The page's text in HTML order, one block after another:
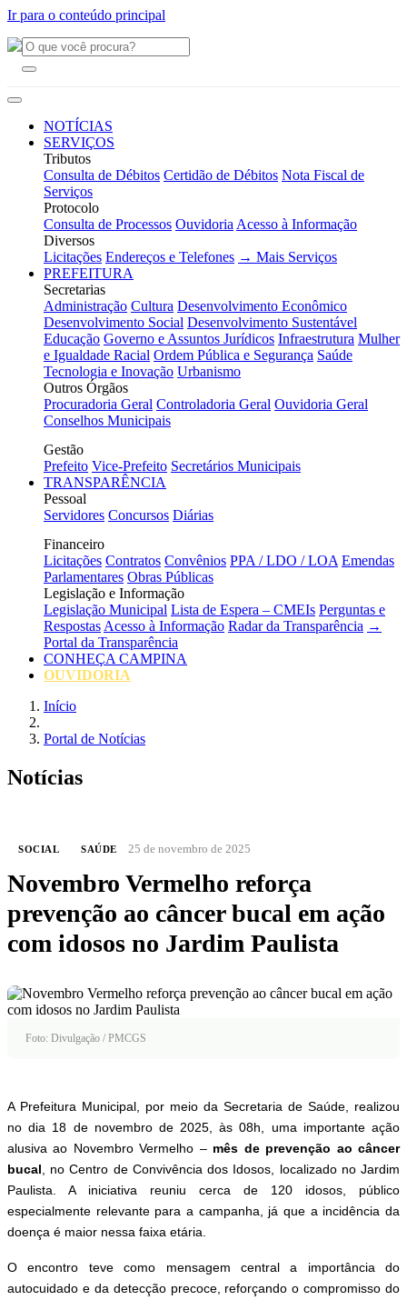
Ir para o conteúdo principal
NOTÍCIAS
SERVIÇOS
Tributos
Consulta de Débitos Certidão de Débitos Nota Fiscal de
Serviços
Protocolo
Consulta de Processos Ouvidoria Acesso à Informação
Diversos
Licitações Endereços e Telefones → Mais Serviços
PREFEITURA
Secretarias
Administração Cultura Desenvolvimento Econômico
Desenvolvimento Social Desenvolvimento Sustentável
Educação Governo e Assuntos Jurídicos Infraestrutura Mulher
e Igualdade Racial Ordem Pública e Segurança Saúde
Tecnologia e Inovação Urbanismo
Outros Órgãos
Procuradoria Geral Controladoria Geral Ouvidoria Geral
Conselhos Municipais
Gestão
Prefeito Vice-Prefeito Secretários Municipais
TRANSPARÊNCIA
Pessoal
Servidores Concursos Diárias
Financeiro
Licitações Contratos Convênios PPA / LDO / LOA Emendas
Parlamentares Obras Públicas
Legislação e Informação
Legislação Municipal Lista de Espera – CMEIs Perguntas e
Respostas Acesso à Informação Radar da Transparência →
Portal da Transparência
CONHEÇA CAMPINA
OUVIDORIA
Início
Portal de Notícias
Notícias
SOCIAL SAÚDE 25 de novembro de 2025
Novembro Vermelho reforça
prevenção ao câncer bucal em ação
com idosos no Jardim Paulista
Foto: Divulgação / PMCGS
A Prefeitura Municipal, por meio da Secretaria de Saúde, realizou
no dia 18 de novembro de 2025, às 08h, uma importante ação
alusiva ao Novembro Vermelho –mês de prevenção ao câncer
bucal , no Centro de Convivência dos Idosos, localizado no Jardim
Paulista. A iniciativa reuniu cerca de 120 idosos, público
especialmente relevante para a campanha, já que a incidência da
doença é maior nessa faixa etária.
O encontro teve como mensagem central a importância do
autocuidado e da detecção precoce, reforçando o compromisso do